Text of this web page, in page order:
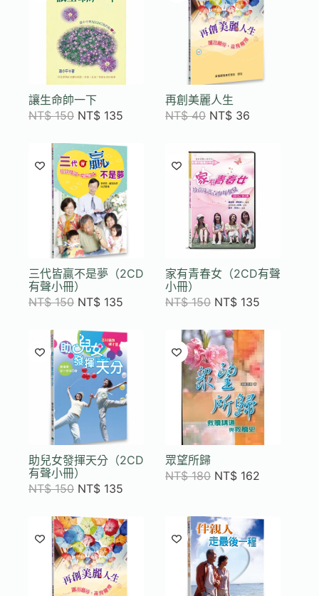
讓生命帥一下
NT$150 NT$ 135
再創美麗人生
NT$40 NT$ 36
三代皆贏不是夢（2CD
有聲小冊）
NT$150 NT$ 135
家有青春女（2CD有聲
小冊）
NT$150 NT$ 135
助兒女發揮天分（2CD
有聲小冊）
NT$150 NT$ 135
眾望所歸
NT$180 NT$ 162